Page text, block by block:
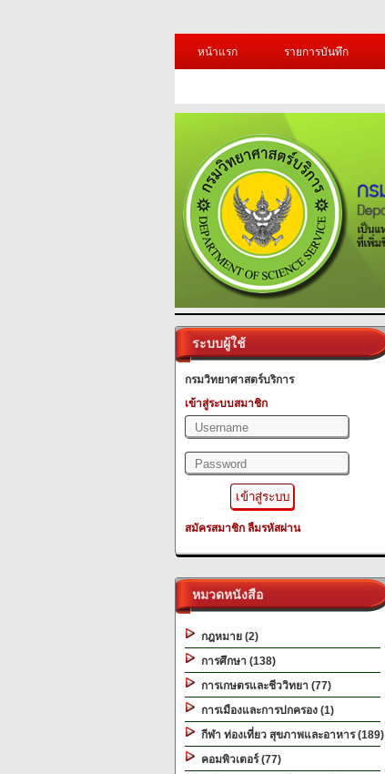
หน้าแรก
รายการบันทึก
ระบบผู้ใช้
กรมวิทยาศาสตร์บริการ
เข้าสู่ระบบสมาชิก
สมัครสมาชิก ลืมรหัสผ่าน
หมวดหนังสือ
กฎหมาย (2)
การศึกษา (138)
การเกษตรและชีววิทยา (77)
การเมืองและการปกครอง (1)
กีฬา ท่องเที่ยว สุขภาพและอาหาร (189)
คอมพิวเตอร์ (77)